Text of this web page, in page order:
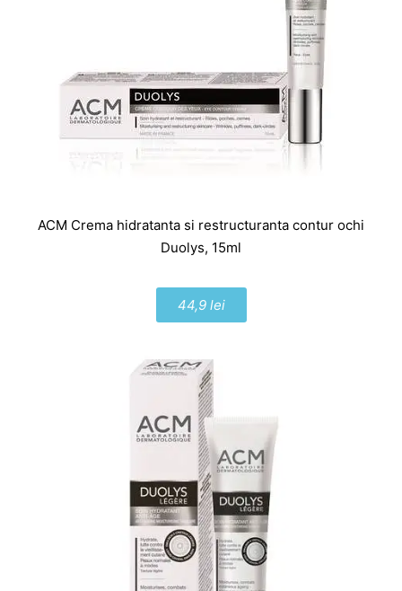
ACM Crema hidratanta si restructuranta contur ochi
Duolys, 15ml
44,9 lei